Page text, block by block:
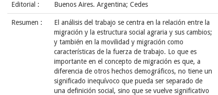
Editorial : Buenos Aires. Argentina; Cedes
Resumen :
El análisis del trabajo se centra en la relación entre la
migración y la estructura social agraria y sus cambios;
y también en la movilidad y migración como
características de la fuerza de trabajo. Lo que es
importante en el concepto de migración es que, a
diferencia de otros hechos demográficos, no tiene un
significado inequívoco que pueda ser separado de
una definición social, sino que se vuelve significativo